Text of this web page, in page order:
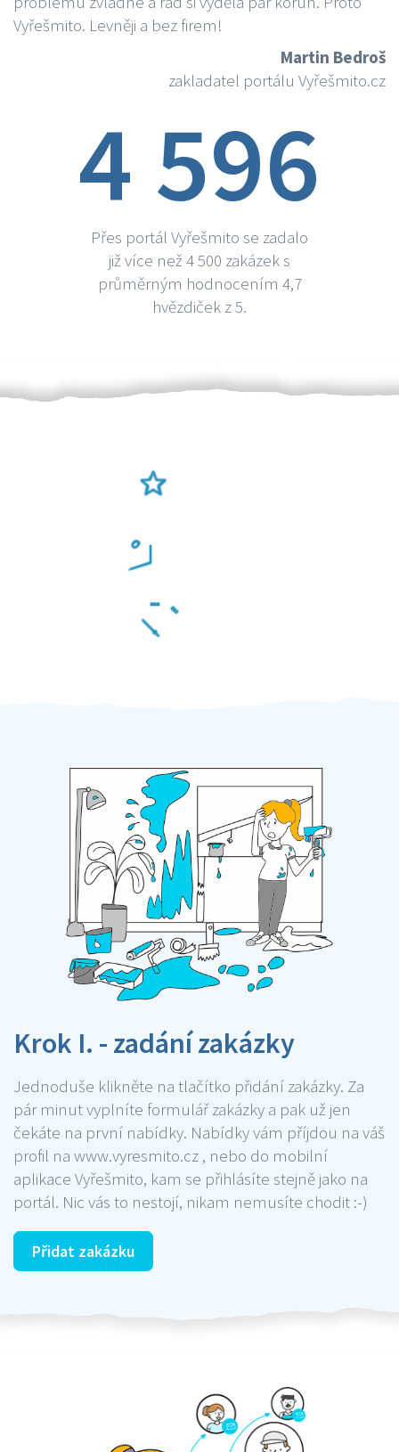
Vyřešmito. Levněji a bez firem!
Martin Bedroš
zakladatel portálu Vyřešmito.cz
4 596
Přes portál Vyřešmito se zadalo
již více než 4 500 zakázek s
průměrným hodnocením 4,7
hvězdiček z 5.
Krok I. - zadání zakázky
Jednoduše klikněte na tlačítko přidání zakázky. Za
pár minut vyplníte formulář zakázky a pak už jen
čekáte na první nabídky. Nabídky vám příjdou na váš
profil na www.vyresmito.cz , nebo do mobilní
aplikace Vyřešmito, kam se přihlásíte stejně jako na
portál. Nic vás to nestojí, nikam nemusíte chodit :-)
Přidat zakázku